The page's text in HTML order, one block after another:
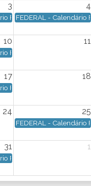
3 4
Federal - Data de
FEDERAL - Calendário
10 11
Federal - Data de
17 18
Federal - Data de
24 25
Dia 23/08/2026 -
FEDERAL - Calendário
31 1
Federal - Data de